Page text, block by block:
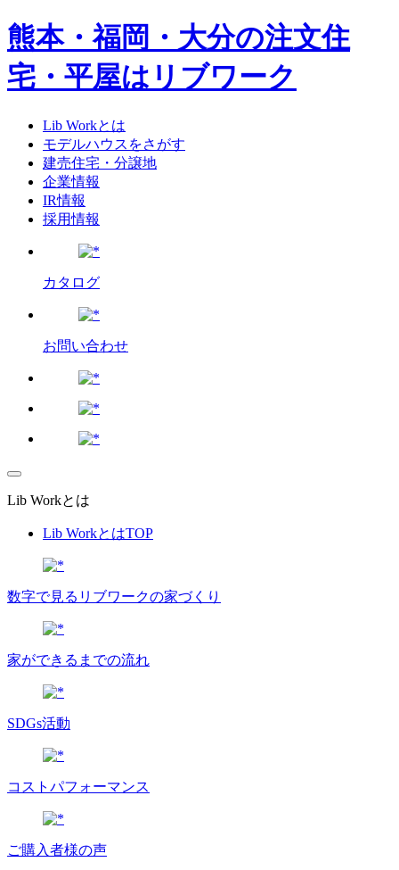
熊本・福岡・大分の注文住
宅・平屋はリブワーク
Lib Workとは
モデルハウスをさがす
建売住宅・分譲地
企業情報
IR情報
採用情報
カタログ
お問い合わせ
Lib Workとは
Lib WorkとはTOP
数字で⾒るリブワークの家づくり
家ができるまでの流れ
SDGs活動
コストパフォーマンス
ご購入者様の声